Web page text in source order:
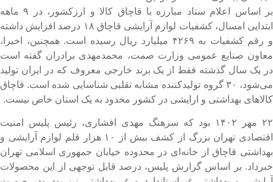
بر اساس اعلام ستاد مبارزه با قاچاق کالا و ارزکشور، در ۹ ماهه
ابتدایی امسال، کشفیات لوازم آرایشی قاچاق ۱۸ درصد افزایش داشته
و رقم کشفیات به ۴۲۶۹ میلیارد ریال رسیده است. همچنین، اخیرا،
صنایع عمومی وزارت صمت، محمدمهدی برادران گفته است
یک سال گذشته فقط از یک برند خارجی معروف که در ایران تولید
می‌شود، ۳۰ گروه تولیدکننده مشابه تقلبی شناسایی شده است. قاچاق
بهداشتی و ارایشی در کشور محدود به یک استان خاص نیست.
۲۲ مهر ۱۴۰۲ بود که سرهنگ مهدی افشاری، رئیس پلیس امنیت
اقتصادی تهران بزرگ از کشف بیش از ۱۰ هزار قلم لوازم آرایشی و
قاچاق از خانه‌ای در محدوده خیابان جمهوری اسلامی تهران
بر اساس گزارش پلیس، درصد قابل توجهی از این محصولات